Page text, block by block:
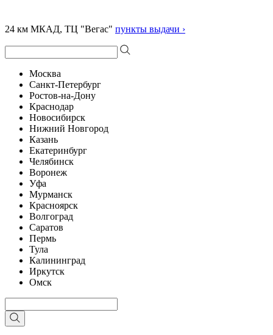
24 км МКАД, ТЦ "Вегас" пункты выдачи ›
Москва
Санкт-Петербург
Ростов-на-Дону
Краснодар
Новосибирск
Нижний Новгород
Казань
Екатеринбург
Челябинск
Воронеж
Уфа
Мурманск
Красноярск
Волгоград
Саратов
Пермь
Тула
Калининград
Иркутск
Омск